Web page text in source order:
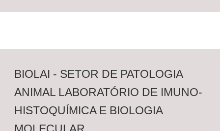
BIOLAI - SETOR DE PATOLOGIA
ANIMAL LABORATÓRIO DE IMUNO-
HISTOQUÍMICA E BIOLOGIA